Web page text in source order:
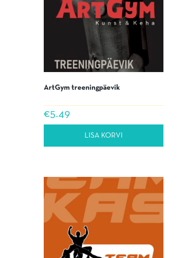
ArtGym treeningpäevik
€5.49
LISA KORVI